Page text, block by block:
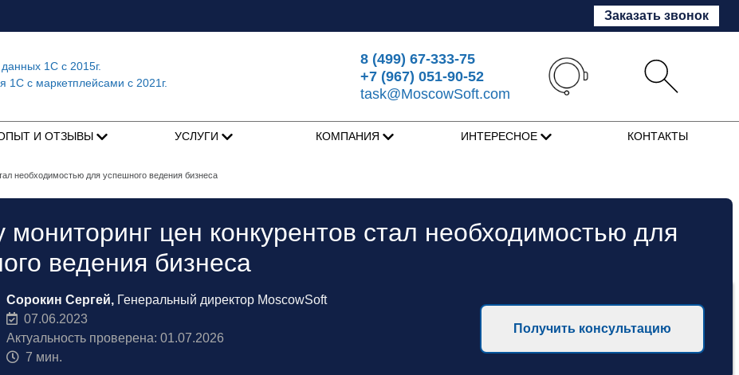
Заказать звонок
1Сс 2015г.
1C с маркетплейсами с 2021г.
8 (499) 67-333-75
+7 (967) 051-90-52
task@MoscowSoft.com
И ОТЗЫВЫ УСЛУГИ КОМПАНИЯ ИНТЕРЕСНОЕ КОНТАКТЫ
необходимостью для успешного ведения бизнеса
мониторинг цен конкурентов стал необходимостью для
ведения бизнеса
Сорокин Сергей, Генеральный директор MoscowSoft
07.06.2023
Актуальность проверена: 01.07.2026
7 мин.
Получить консультацию